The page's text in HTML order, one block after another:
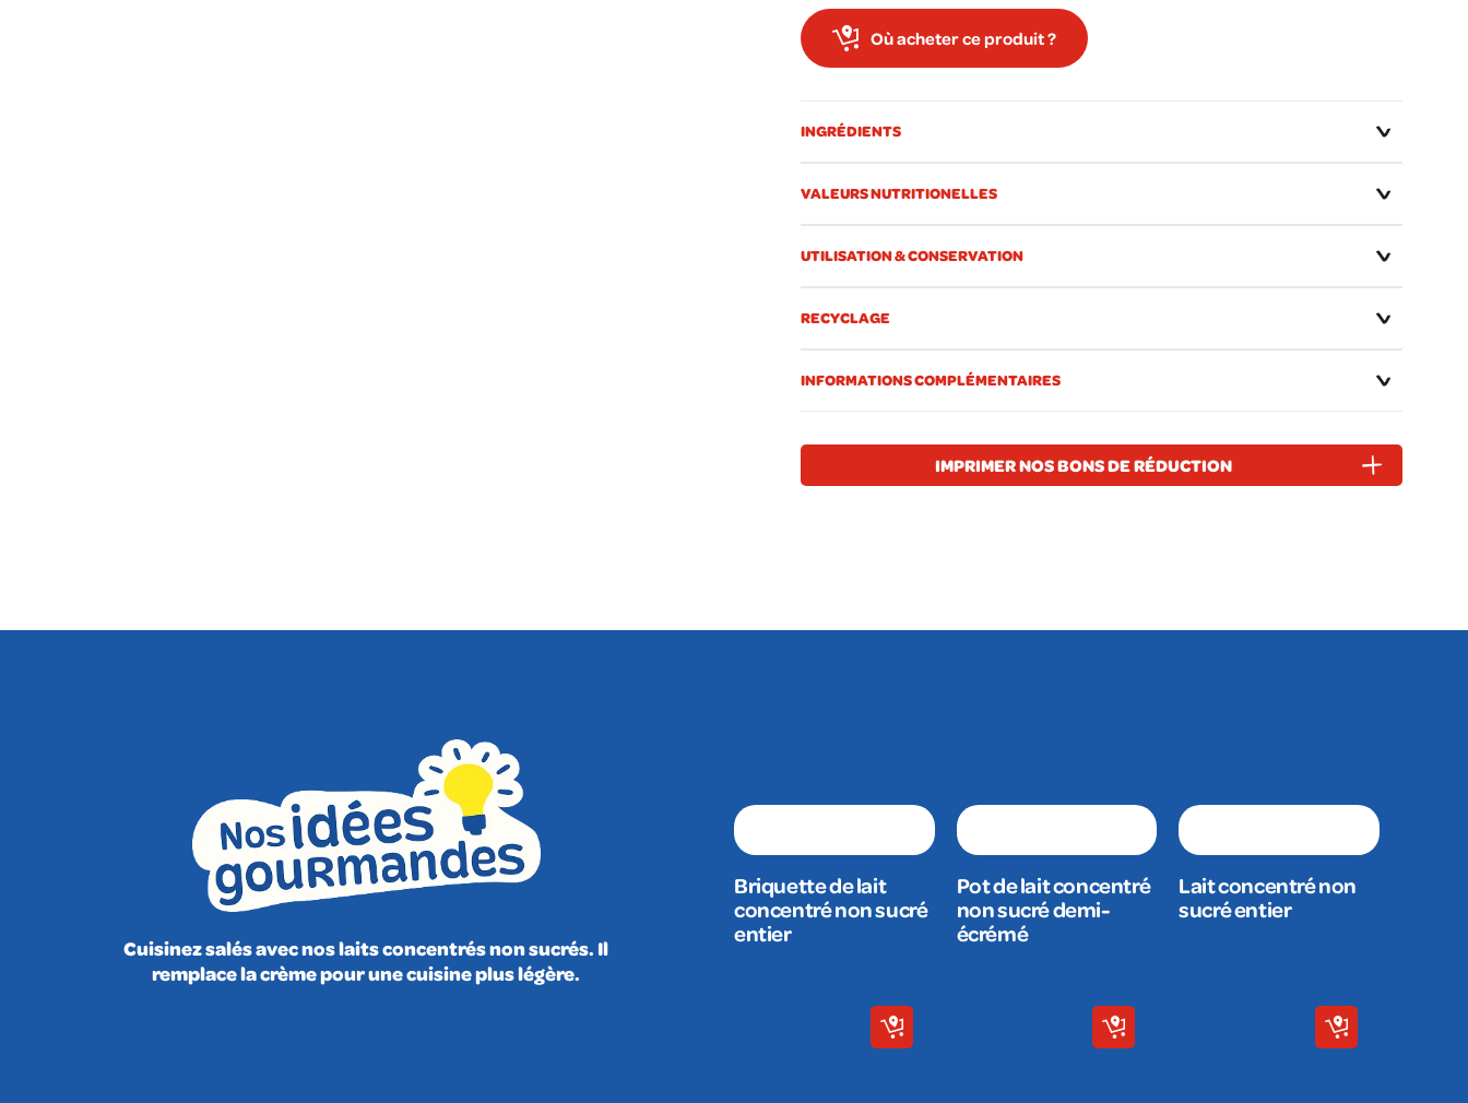
Où acheter ce produit ?
INGRÉDIENTS
VALEURS NUTRITIONELLES
UTILISATION & CONSERVATION
RECYCLAGE
INFORMATIONS COMPLÉMENTAIRES
IMPRIMER NOS BONS DE RÉDUCTION
Cuisinez salés avec nos laits concentrés non sucrés. Il
remplace la crème pour une cuisine plus légère.
Briquette de lait
concentré non sucré
entier
Pot de lait concentré
non sucré demi-
écrémé
Lait concentré non
sucré entier